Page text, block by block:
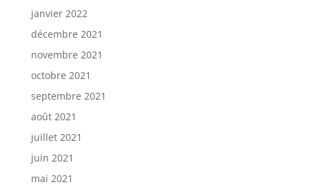
janvier 2022
décembre 2021
novembre 2021
octobre 2021
septembre 2021
août 2021
juillet 2021
juin 2021
mai 2021